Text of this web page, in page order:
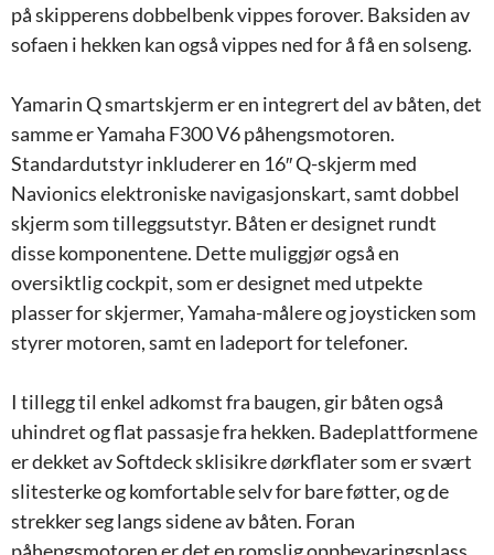
på skipperens dobbelbenk vippes forover. Baksiden av
sofaen i hekken kan også vippes ned for å få en solseng.
Yamarin Q smartskjerm er en integrert del av båten, det
samme er Yamaha F300 V6 påhengsmotoren.
Standardutstyr inkluderer en 16″ Q-skjerm med
Navionics elektroniske navigasjonskart, samt dobbel
skjerm som tilleggsutstyr. Båten er designet rundt
disse komponentene. Dette muliggjør også en
oversiktlig cockpit, som er designet med utpekte
plasser for skjermer, Yamaha-målere og joysticken som
styrer motoren, samt en ladeport for telefoner.
I tillegg til enkel adkomst fra baugen, gir båten også
uhindret og flat passasje fra hekken. Badeplattformene
er dekket av Softdeck sklisikre dørkflater som er svært
slitesterke og komfortable selv for bare føtter, og de
strekker seg langs sidene av båten. Foran